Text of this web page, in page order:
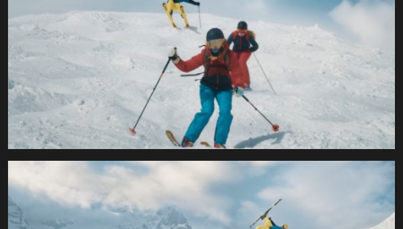
SUVA
Wintersport2021
1.12.2